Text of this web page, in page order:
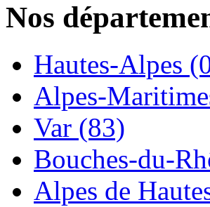
Nos
Hautes-Alpes
Alpes-
Var (83)
Bouches-du-
Alpes de